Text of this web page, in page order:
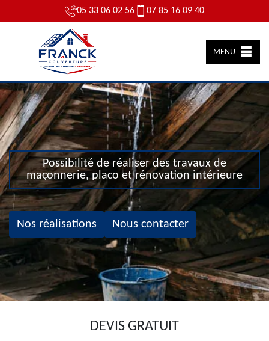
05 33 06 02 56 07 85 16 09 40
MENU
Possibilité de réaliser des travaux de
maçonnerie, placo et rénovation intérieure
Nos réalisations Nous contacter
DEVIS GRATUIT